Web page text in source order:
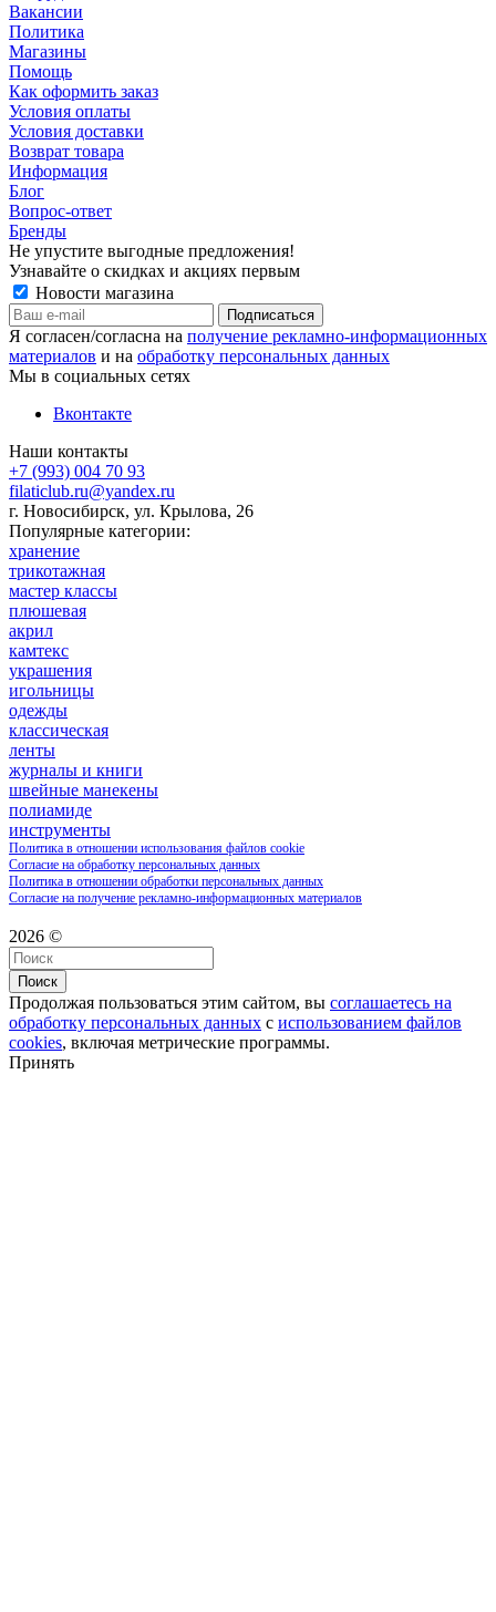
Вакансии
Политика
Магазины
Помощь
Как оформить заказ
Условия оплаты
Условия доставки
Возврат товара
Информация
Блог
Вопрос-ответ
Бренды
Не упустите выгодные предложения!
Узнавайте о скидках и акциях первым
Новости магазина
Я согласен/согласна на получение рекламно-информационных
материалов и на обработку персональных данных
Мы в социальных сетях
Вконтакте
Наши контакты
+7 (993) 004 70 93
filaticlub.ru@yandex.ru
г. Новосибирск, ул. Крылова, 26
Популярные категории:
хранение
трикотажная
мастер классы
плюшевая
акрил
камтекс
украшения
игольницы
одежды
классическая
ленты
журналы и книги
швейные манекены
полиамиде
инструменты
Политика в отношении использования файлов cookie
Согласие на обработку персональных данных
Политика в отношении обработки персональных данных
Согласие на получение рекламно-информационных материалов
2026 ©
Поиск
Продолжая пользоваться этим сайтом, вы соглашаетесь на
обработку персональных данных с использованием файлов
cookies, включая метрические программы.
Принять